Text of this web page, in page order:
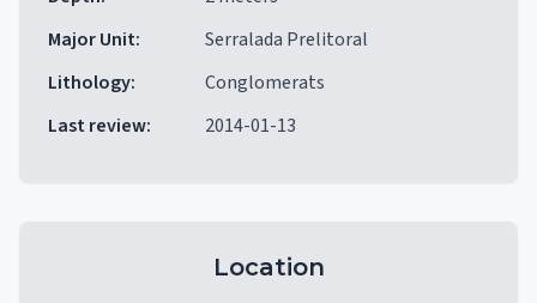
Major Unit:
Serralada Prelitoral
Lithology:
Conglomerats
Last review: 2014-01-13
Location